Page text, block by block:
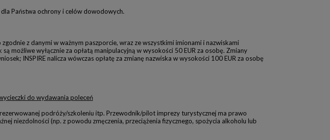
Państwa ochrony i celów dowodowych.
z danymi w ważnym paszporcie, wraz ze wszystkimi imionami i nazwiskami
możliwe wyłącznie za opłatą manipulacyjną w wysokości 50 EUR za osobę. Zmiany
INSPIRE nalicza wówczas opłatę za zmianę nazwiska w wysokości 100 EUR za osobę
do wydawania poleceń
podróży/szkoleniu itp. Przewodnik/pilot imprezy turystycznej ma prawo
niezdolności (np. z powodu zmęczenia, przeciążenia fizycznego, spożycia alkoholu lub